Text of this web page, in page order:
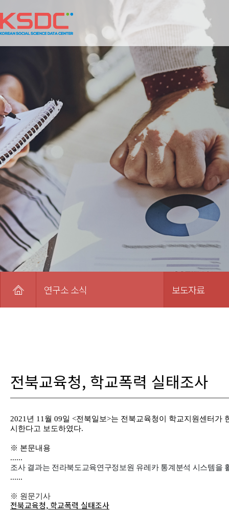
연구소 소식 보도자료
전북교육청, 학교폭력 실태조사
2021년 11월 09일 <전북일보>는 전북교육청이 학교지원센터가
시한다고 보도하였다.
※ 본문내용
......
조사 결과는 전라북도교육연구정보원 유레카 통계분석 시스템을
......
※ 원문기사
전북교육청, 학교폭력 실태조사